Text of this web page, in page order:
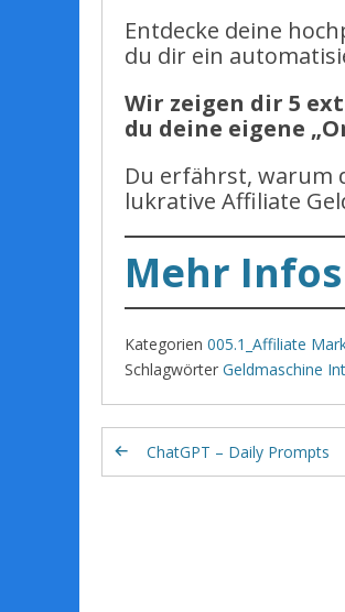
Entdecke deine
du dir ein
Wir zeigen dir 5
du deine eigene
Du erfährst, warum
lukrative Affiliate
Mehr
Kategorien 005.1_Affiliate
Schlagwörter Geldmaschine
ChatGPT – Daily Prompts